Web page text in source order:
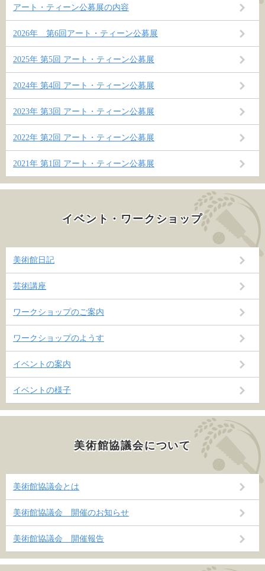
アート・ティーン公募展の内容
2026年 第6回アート・ティーン公募展
2025年 第5回 アート・ティーン公募展
2024年 第4回 アート・ティーン公募展
2023年 第3回 アート・ティーン公募展
2022年 第2回 アート・ティーン公募展
2021年 第1回 アート・ティーン公募展
イベント・ワークショップ
美術館日記
芸術講座
ワークショップのご案内
ワークショップのようす
イベントの案内
イベントの様子
美術館協議会について
美術館協議会とは
美術館協議会 開催のお知らせ
美術館協議会 開催報告